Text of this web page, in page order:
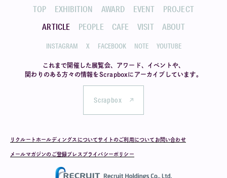
TOP EXHIBITION AWARD EVENT
PROJECT
ARTICLE
PEOPLE CAFE VISIT ABOUT
INSTAGRAM X FACEBOOK NOTE YOUTUBE
これまで開催した展覧会、アワード、イベントや、
関わりのある方々の情報をScrapboxにアーカイブしています。
Scrapbox
リクルートホールディングスについてサイトのご利用について お問い合わせ
メールマガジンのご登録プレス プライバシーポリシー